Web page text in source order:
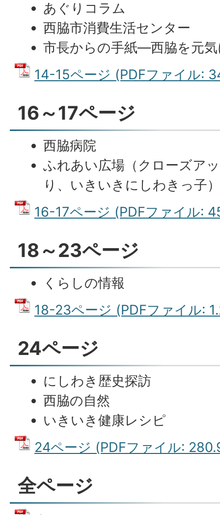
あぐりコラム
西脇市消費生活センター
市長からの手紙―西脇を元
14-15ページ (PDFファイル:
16～17ページ
西脇病院
ふれあい広場（クローズア
り、いきいきにしわきっ子
16-17ページ (PDFファイル:
18～23ページ
くらしの情報
18-23ページ (PDFファイル:
24ページ
にしわき歴史探訪
西脇の自然
いきいき健康レシピ
24ページ (PDFファイル:
全ページ